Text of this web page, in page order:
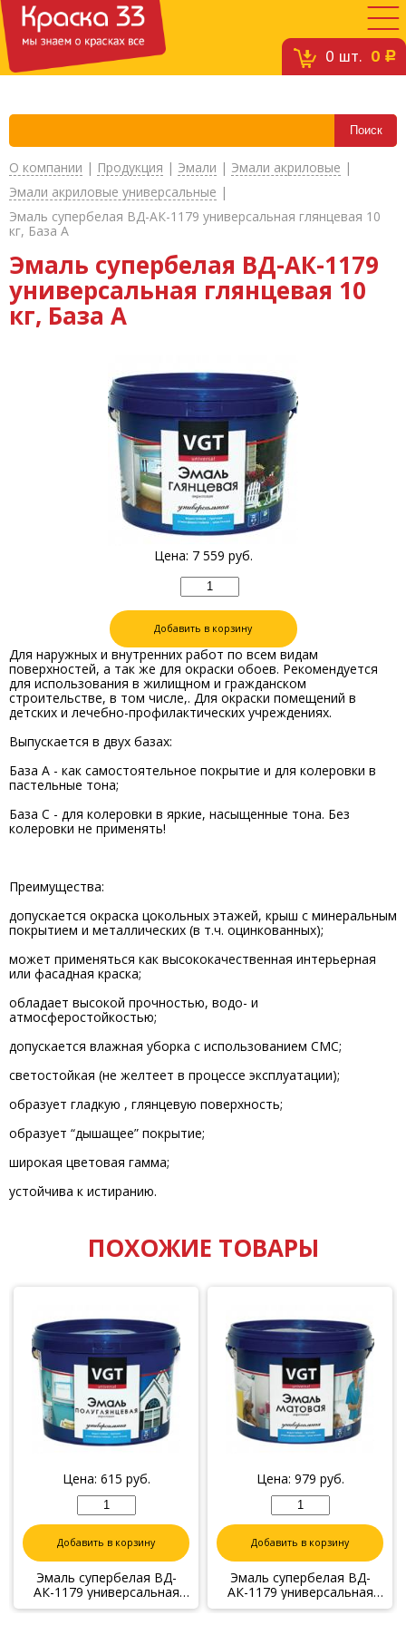
0 шт. 0 c
О компании | Продукция | Эмали | Эмали акриловые |
Эмали акриловые универсальные |
Эмаль супербелая ВД-АК-1179 универсальная глянцевая 10
кг, База А
Эмаль супербелая ВД-АК-1179
универсальная глянцевая 10
кг, База А
Цена: 7 559 руб.
Добавить в корзину
Для наружных и внутренних работ по всем видам
поверхностей, а так же для окраски обоев. Рекомендуется
для использования в жилищном и гражданском
строительстве, в том числе,. Для окраски помещений в
детских и лечебно-профилактических учреждениях.
Выпускается в двух базах:
База А - как самостоятельное покрытие и для колеровки в
пастельные тона;
База С - для колеровки в яркие, насыщенные тона. Без
колеровки не применять!
Преимущества:
допускается окраска цокольных этажей, крыш с минеральным
покрытием и металлических (в т.ч. оцинкованных);
может применяться как высококачественная интерьерная
или фасадная краска;
обладает высокой прочностью, водо- и
атмосферостойкостью;
допускается влажная уборка с использованием СМС;
светостойкая (не желтеет в процессе эксплуатации);
образует гладкую , глянцевую поверхность;
образует “дышащее” покрытие;
широкая цветовая гамма;
устойчива к истиранию.
ПОХОЖИЕ ТОВАРЫ
Цена: 615 руб.
Добавить в корзину
Эмаль супербелая ВД-
АК-1179 универсальная
полуглянцевая, 1 кг база С
Цена: 979 руб.
Добавить в корзину
Эмаль супербелая ВД-
АК-1179 универсальная
матовая 1.5 кг база А